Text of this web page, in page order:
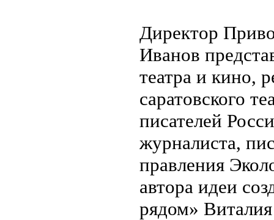
Директор
Иванов
театра и кино,
саратовского
писателей
журналиста,
правления
автора идеи
рядом»